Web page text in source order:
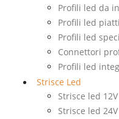
Profili led da
Profili led piatti
Profili led
Connettori
Profili led
Strisce Led
Strisce led 12V
Strisce led 24V